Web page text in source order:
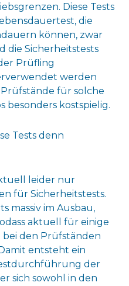
Diese Tests
die
können, zwar
die Sicherheitstests
Prüfling
werden
für solche
besonders kostspielig.
Tests denn
leider nur
für Sicherheitstests.
massiv im Ausbau,
aktuell für einige
bei den Prüfständen
entsteht ein
der
sich sowohl in den